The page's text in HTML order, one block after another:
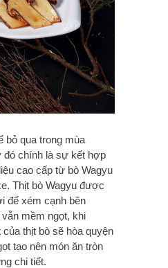
bỏ qua trong mùa
đó chính là sự kết hợp
cao cấp từ bò Wagyu
Thịt bò Wagyu được
để xém cạnh bên
vẫn mềm ngọt, khi
thịt bò sẽ hòa quyện
tạo nên món ăn tròn
chi tiết.